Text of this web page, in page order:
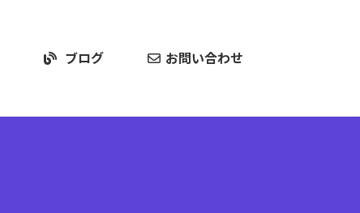
ブログ お問い合わせ